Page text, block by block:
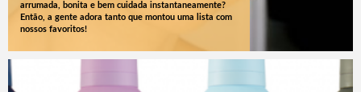
arrumada, bonita e bem cuidada instantaneamente?
Então, a gente adora tanto que montou uma lista com
nossos favoritos!